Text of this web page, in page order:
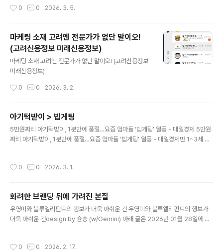
전자, 현대카드, 벤츠, 센세이션 페스티벌, 까르띠에, 반클리프 아펠, 오메가 등 1,50
ay.co.kr 2007년 설립된 모츠(MOTZ)는 20여 년간 삼성전자, 현대카드, 벤츠, 센
세이션 페스티벌, 까르띠에, 반클리프 아펠, 오메가 등 1,500여 개의 국내외 브랜드
이벤트를 기획, 실행해 온 국내 대표 BTL 마케팅 에이전시 회사
0 0 2026. 3. 5.
마케팅 소재 고려엔 전문가가 없단 말이오!
(고려신용정보 미래신용정보)
마케팅 소재 고려엔 전문가가 없단 말이오! (고려신용정보
미래신용정보)
0 0 2026. 3. 2.
아기턱받이 > 빕게팅
5만원짜리 아기턱받이, 1분만에 품절…요즘 엄마들 ‘빕게팅’ 열풍 - 매일경제 5만원
짜리 아기턱받이, 1분만에 품절…요즘 엄마들 ‘빕게팅’ 열풍 - 매일경제만 1~3세 토
러 얼스디아카이브코니드타미29cm 키즈패션
0 0 2026. 3. 1.
화려한 브랜딩 뒤에 가려진 본질
우영미와 블루엘리펀트의 행보가 더욱 아쉬운 건 우영미와 블루엘리펀트의 행보가
더욱 아쉬운 건design by 슝슝 (w/Gemini) 아래 글은 2026년 01월 28일에 발
0 0 2026. 2. 17.